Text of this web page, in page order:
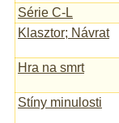
Série C-L
Klasztor; Návrat
Hra na smrt
Stíny minulosti